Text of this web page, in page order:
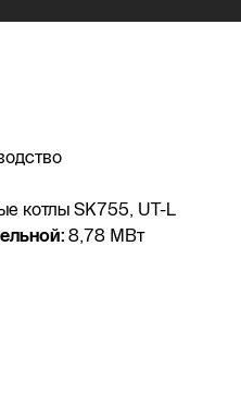
котлы SK755, UT-L
8,78 МВт